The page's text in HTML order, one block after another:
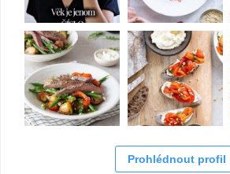
Prohlédnout profil